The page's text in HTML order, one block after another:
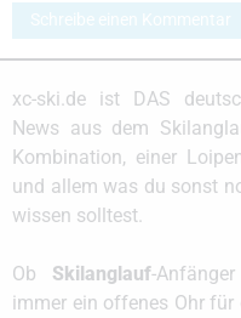
Schreibe einen Kommentar
xc-ski.de ist DAS
News aus dem
Kombination, einer
und allem was du sonst
wissen solltest.
Ob Skilanglauf-
immer ein offenes Ohr